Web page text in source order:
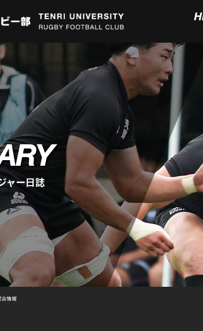
ャー日誌
合情報